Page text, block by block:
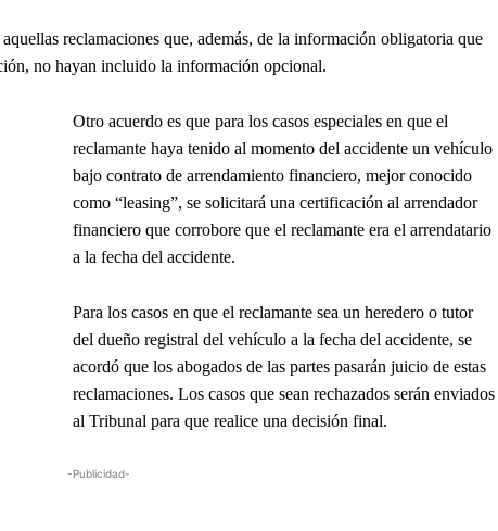
reclamaciones que, además, de la información obligatoria que
no hayan incluido la información opcional.
Otro acuerdo es que para los casos especiales en que el
reclamante haya tenido al momento del accidente un vehículo
bajo contrato de arrendamiento financiero, mejor conocido
como “leasing”, se solicitará una certificación al arrendador
financiero que corrobore que el reclamante era el arrendatario
a la fecha del accidente.
Para los casos en que el reclamante sea un heredero o tutor
del dueño registral del vehículo a la fecha del accidente, se
acordó que los abogados de las partes pasarán juicio de estas
reclamaciones. Los casos que sean rechazados serán enviados
al Tribunal para que realice una decisión final.
-Publicidad-